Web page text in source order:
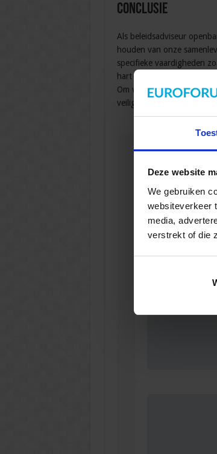
Deze website
We gebruiken
websiteverkeer
media,
verstrekt of die
Conclusie
Als beleidsadviseur
houden van onze
specifieke vaardigheden
hart voor veiligheid en
Om verder te verdiepen in
veiligheidsmanagement.